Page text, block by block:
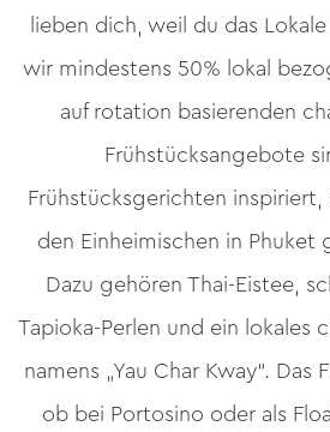
lieben dich, weil du das
wir mindestens 50% lokal
auf rotation basierenden
Frühstücksangebote
Frühstücksgerichten
den Einheimischen in Phuket
Dazu gehören Thai-Eistee,
Tapioka-Perlen und ein lokales
namens „Yau Char Kway“. Das
ob bei Portosino oder als